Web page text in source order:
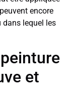
encore
dans lequel les
et